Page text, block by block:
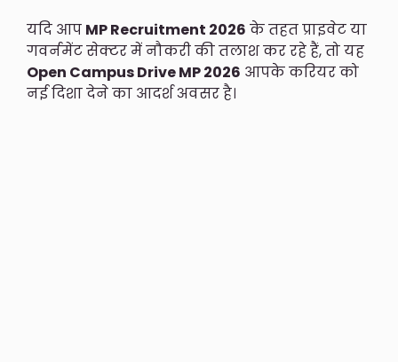
यदि आप MP Recruitment 2026 के तहत प्राइवेट या
गवर्नमेंट सेक्टर में नौकरी की तलाश कर रहे हैं, तो यह
Open Campus Drive MP 2026 आपके करियर को
नई दिशा देने का आदर्श अवसर है।